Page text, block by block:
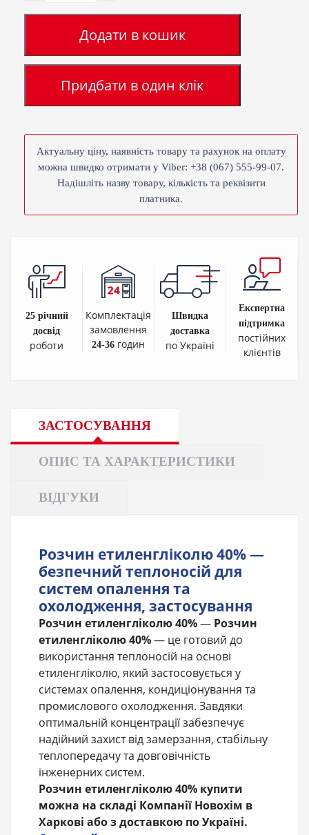
Додати в кошик
Придбати в один клік
Актуальну ціну, наявність товару та рахунок на оплату
можна швидко отримати у Viber: +38 (067) 555-99-07.
Надішліть назву товару, кількість та реквізити
платника.
25 річний
досвід
роботи
Комплектація
замовлення
24-36 годин
Швидка
доставка
по Україні
Експертна
підтримка
постійних
клієнтів
ЗАСТОСУВАННЯ
ОПИС ТА ХАРАКТЕРИСТИКИ
ВІДГУКИ
Розчин етиленгліколю 40% —
безпечний теплоносій для
систем опалення та
охолодження, застосування
Розчин етиленгліколю 40%— Розчин
етиленгліколю 40%— це готовий до
використання теплоносій на основі
етиленгліколю, який застосовується у
системах опалення, кондиціонування та
промислового охолодження. Завдяки
оптимальній концентрації забезпечує
надійний захист від замерзання, стабільну
теплопередачу та довговічність
інженерних систем.
Розчин етиленгліколю 40% купити
можна на складі Компанії Новохім в
Харкові або з доставкою по Україні.